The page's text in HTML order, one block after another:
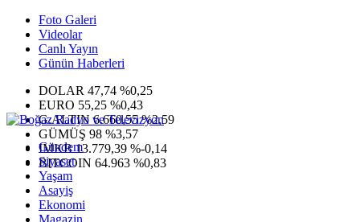
Foto Galeri
Videolar
Canlı Yayın
Günün Haberleri
DOLAR 47,74 %0,25
EURO 55,25 %0,43
G.ALTIN6.660,55 %2,59
GÜMÜŞ 98 %3,57
IMKB13.779,39 %-0,14
BITCOIN 64.963 %0,83
Gündem
Siyaset
Yaşam
Asayiş
Ekonomi
Magazin